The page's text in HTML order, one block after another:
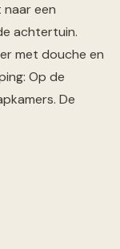
naar een
achtertuin.
met douche en
Op de
De